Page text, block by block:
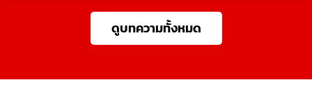
ดูบทความทั้งหมด